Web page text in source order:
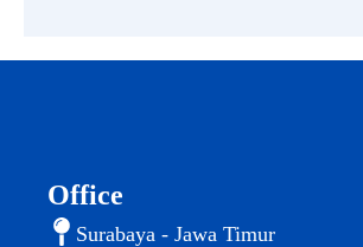
Office
Surabaya - Jawa Timur